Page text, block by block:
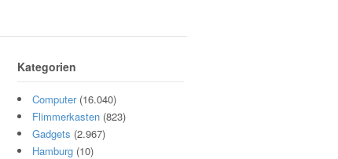
Kategorien
Computer(16.040)
Flimmerkasten (823)
Gadgets (2.967)
Hamburg (10)